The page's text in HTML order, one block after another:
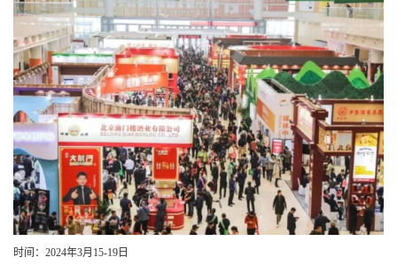
时间：2024年3月15-19日